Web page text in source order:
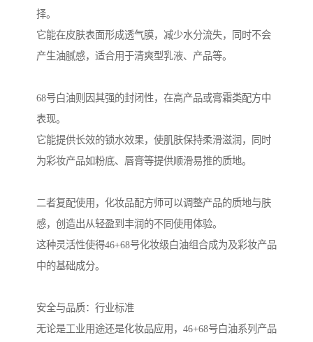
择。
它能在皮肤表面形成透气膜，减少水分流失，同时不会
产生油腻感，适合用于清爽型乳液、产品等。
68号白油则因其强的封闭性，在高产品或膏霜类配方中
表现。
它能提供长效的锁水效果，使肌肤保持柔滑滋润，同时
为彩妆产品如粉底、唇膏等提供顺滑易推的质地。
二者复配使用，化妆品配方师可以调整产品的质地与肤
感，创造出从轻盈到丰润的不同使用体验。
这种灵活性使得46+68号化妆级白油组合成为及彩妆产品
中的基础成分。
安全与品质：行业标准
无论是工业用途还是化妆品应用，46+68号白油系列产品